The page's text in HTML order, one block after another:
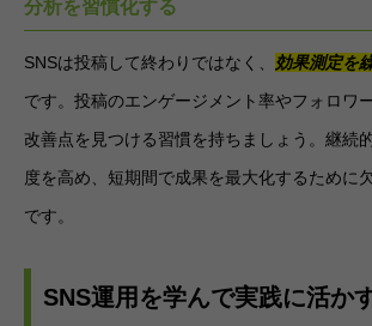
分析を習慣化する
SNSは投稿して終わりではなく、 効果測定を
です。投稿のエンゲージメント率やフォロワ
改善点を見つける習慣を持ちましょう。継続
度を高め、短期間で成果を最大化するために
です。
SNS運用を学んで実践に活か